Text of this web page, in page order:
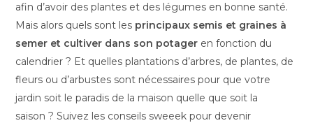
afin d’avoir des plantes et des légumes en bonne santé.
Mais alors quels sont les principaux semis et graines à
semer et cultiver dans son potager en fonction du
calendrier ? Et quelles plantations d’arbres, de plantes, de
fleurs ou d’arbustes sont nécessaires pour que votre
jardin soit le paradis de la maison quelle que soit la
saison ? Suivez les conseils sweeek pour devenir